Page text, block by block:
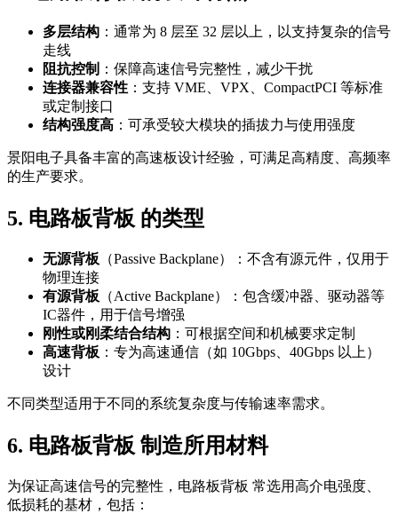
多层结构 ：通常为 8 层至 32 层以上，以支持复杂的信号
走线
阻抗控制 ：保障高速信号完整性，减少干扰
连接器兼容性 ：支持 VME、VPX、CompactPCI 等标准
或定制接口
结构强度高 ：可承受较大模块的插拔力与使用强度
景阳电子具备丰富的高速板设计经验，可满足高精度、高频率
的生产要求。
5. 电路板背板 的类型
无源背板 （Passive Backplane）：不含有源元件，仅用于
物理连接
有源背板 （Active Backplane）：包含缓冲器、驱动器等
IC器件，用于信号增强
刚性或刚柔结合结构 ：可根据空间和机械要求定制
高速背板 ：专为高速通信（如 10Gbps、40Gbps 以上）
设计
不同类型适用于不同的系统复杂度与传输速率需求。
6. 电路板背板 制造所用材料
为保证高速信号的完整性，电路板背板 常选用高介电强度、
低损耗的基材，包括：